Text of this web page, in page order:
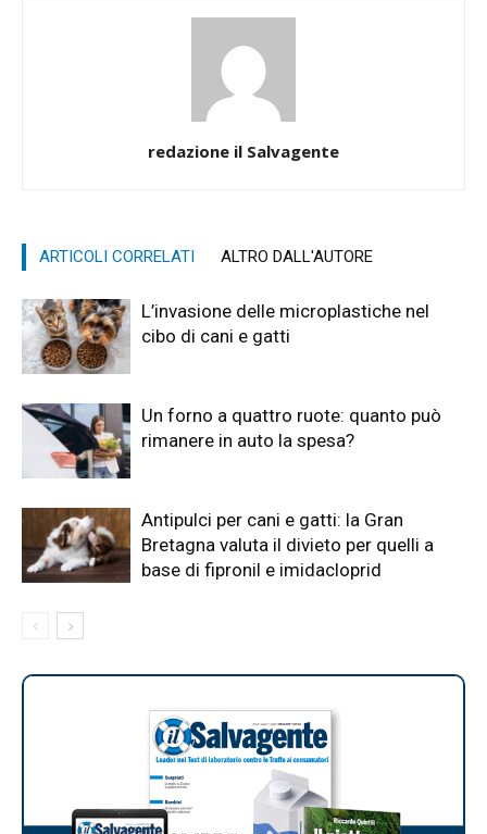
redazione il Salvagente
ARTICOLI CORRELATI ALTRO DALL'AUTORE
L’invasione delle microplastiche nel
cibo di cani e gatti
Un forno a quattro ruote: quanto può
rimanere in auto la spesa?
Antipulci per cani e gatti: la Gran
Bretagna valuta il divieto per quelli a
base di fipronil e imidacloprid